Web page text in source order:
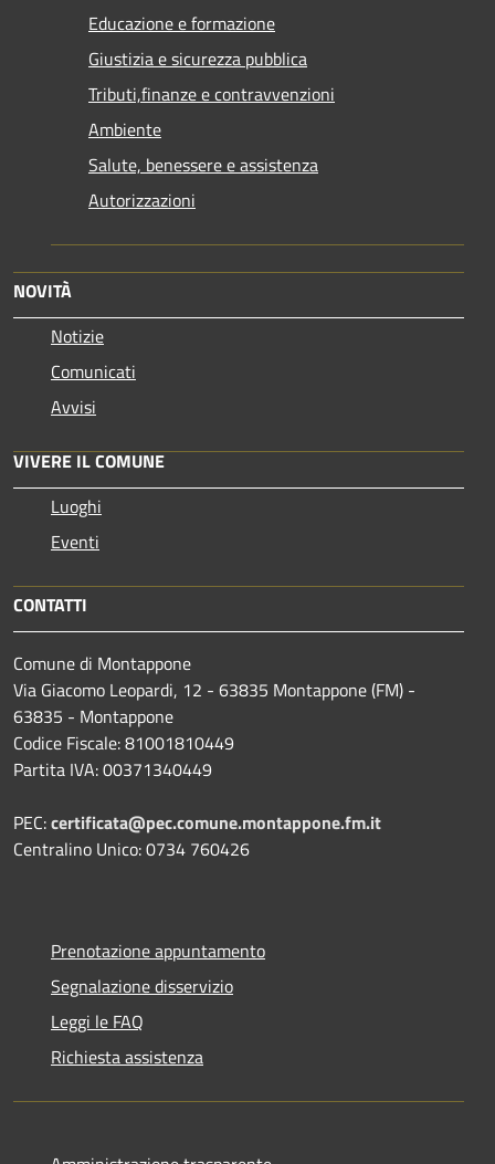
Educazione e formazione
Giustizia e sicurezza pubblica
Tributi,finanze e contravvenzioni
Ambiente
Salute, benessere e assistenza
Autorizzazioni
NOVITÀ
Notizie
Comunicati
Avvisi
VIVERE IL COMUNE
Luoghi
Eventi
CONTATTI
Comune di Montappone
Via Giacomo Leopardi, 12 - 63835 Montappone (FM) -
63835 - Montappone
Codice Fiscale: 81001810449
Partita IVA: 00371340449
PEC:certificata@pec.comune.montappone.fm.it
Centralino Unico: 0734 760426
Prenotazione appuntamento
Segnalazione disservizio
Leggi le FAQ
Richiesta assistenza